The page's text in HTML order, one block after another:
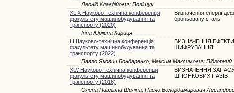
Леонід Клавдійович Поліщук
XLIX Науково-технічна конференція
факультету машинобудування та
транспорту (2020)
Визначення енергії
броньовану сталь
Інна Юріївна Кириця
LI Науково-технічна конференція
факультету машинобудування та
транспорту (2022)
ВИЗНАЧЕННЯ
ШИФРУВАННЯ
Павло Якович Бондаренко, Максим Максимович Підгорний
XLV Науково-технічна конференція
факультету машинобудування та
транспорту (2016)
ВИЗНАЧЕННЯ
ШПОНКОВИХ ПАЗІВ
Олена Павлівна Шиліна, Павло Волордимирович